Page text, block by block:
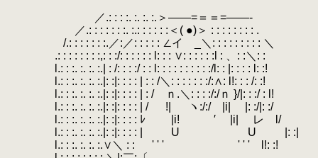
／.: : : :. :. :. :.＞――=＝＝=――-
／.: : : : : : :. :.: : : : : :＜( ●)＞ : : : : : : : : .
/.: : : : : : :.／:／: : : : : ∠イ _＼: : : : : : : : : ＼
.: : : : : : : :,: : :/: : : : : : l: : : ∨: : : : : :l : 、: :＼: : ゝ
l.: : :. :. :. :.| : /: : : :/ : : l: : : : : : : : : :/l: : |: : : : l: :!
l.: : :. :. :. :.|: :|: : : : | : : /＼: : : : : : :/:∧: l!: : : /: :!
l.: : :. :. :. :.|: :|: : : : | : / ｎ.＼: : : :/:/ｎ }/|: : :/ : l!
l.: : :. :. :. :.|: :|: : : : | / !| ヽ:/:/ |i| |: :/|: :/
l.: : :. :. :. :.|: :|: : : : ﾚ |i! ′ |i| レ l/
l.: : :. :. :. :.|: :|: : : : | U U |: :|
l.: : :. :. :. :.∨＼ : : ゝ ' ' ' ' ' ' l!: :!